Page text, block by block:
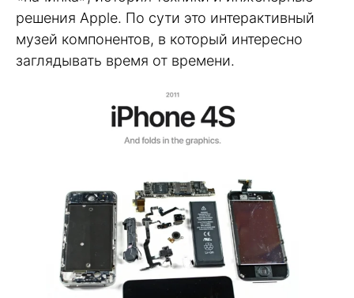
решения Apple. По сути это интерактивный
музей компонентов, в который интересно
заглядывать время от времени.